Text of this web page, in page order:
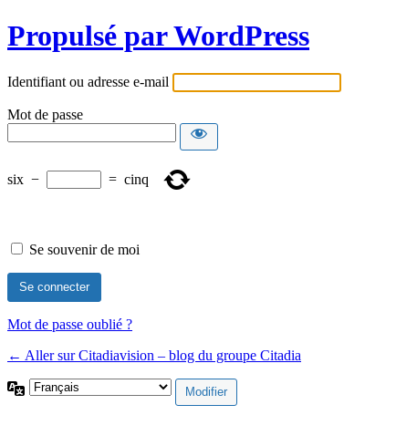
Propulsé par WordPress
Identifiant ou adresse e-mail
Mot de passe
six − = cinq
Se souvenir de moi
Mot de passe oublié ?
← Aller sur Citadiavision – blog du groupe Citadia
Langue